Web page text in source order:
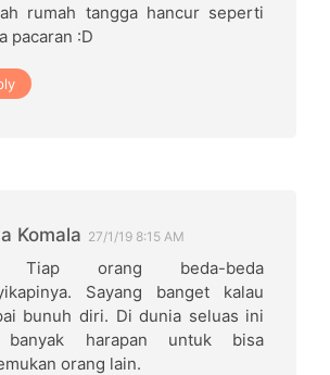
rumah tangga hancur seperti
pacaran :D
Komala 27/1/19 8:15 AM
Tiap orang beda-beda
Sayang banget kalau
bunuh diri. Di dunia seluas ini
banyak harapan untuk bisa
orang lain.